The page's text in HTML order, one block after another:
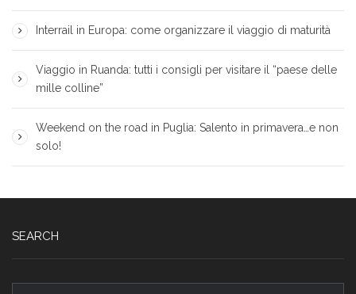
Interrail in Europa: come organizzare il viaggio di maturità
Viaggio in Ruanda: tutti i consigli per visitare il “paese delle
mille colline”
Weekend on the road in Puglia: Salento in primavera…e non
solo!
SEARCH